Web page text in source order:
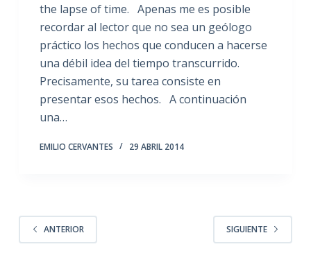
the lapse of time. Apenas me es posible
recordar al lector que no sea un geólogo
práctico los hechos que conducen a hacerse
una débil idea del tiempo transcurrido.
Precisamente, su tarea consiste en
presentar esos hechos. A continuación
una…
EMILIO CERVANTES 29 ABRIL 2014
ANTERIOR SIGUIENTE